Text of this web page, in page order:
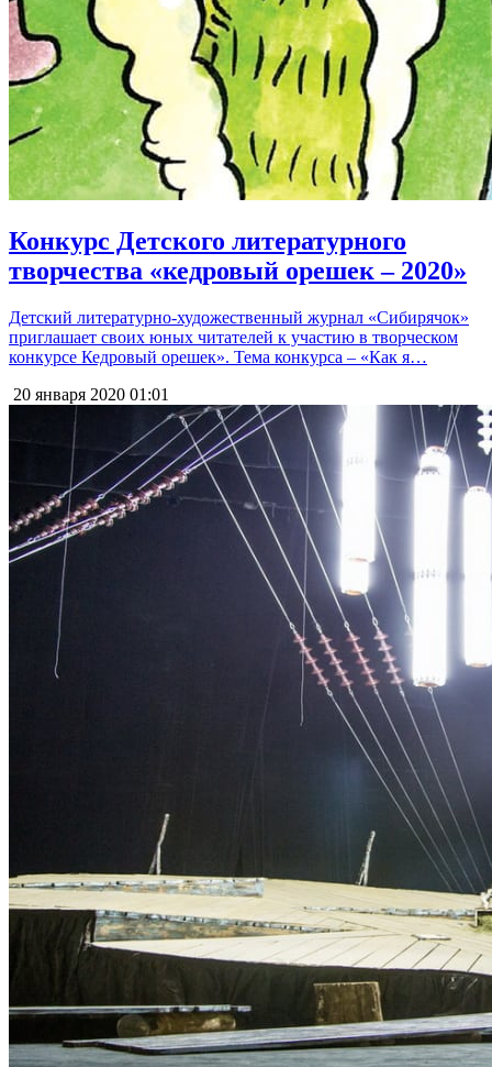
Конкурс Детского литературного
творчества «кедровый орешек – 2020»
Детский литературно-художественный журнал «Сибирячок»
приглашает своих юных читателей к участию в творческом
конкурсе Кедровый орешек». Тема конкурса – «Как я…
20 января 2020 01:01